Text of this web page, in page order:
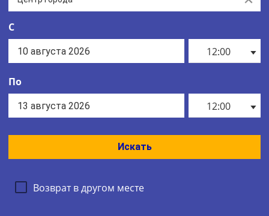
Clear
С
12:00
По
12:00
Искать
Возврат в другом месте